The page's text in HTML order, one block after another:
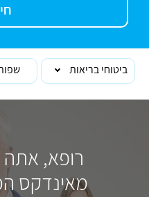
ביטוחי בריאות
רופא, אתה
מאינדקס